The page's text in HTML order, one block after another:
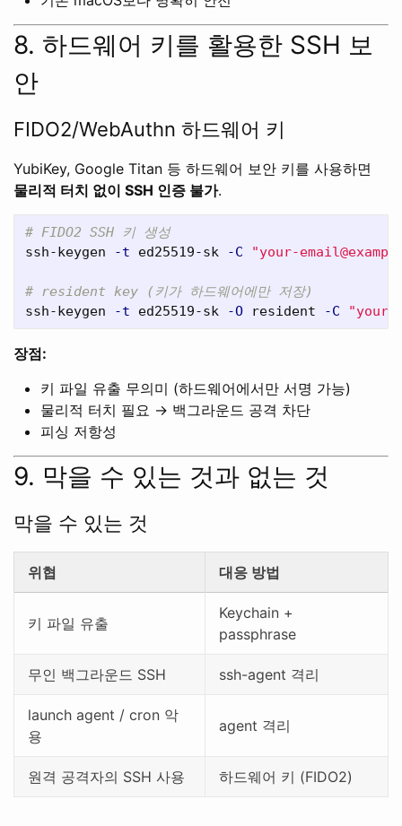
8. 하드웨어 키를 활용한 SSH 보
안
FIDO2/WebAuthn 하드웨어 키
YubiKey, Google Titan 등 하드웨어 보안 키를 사용하면
물리적 터치 없이 SSH 인증 불가.
# FIDO2 SSH 키 생성
ssh-keygen
-t ed25519-sk -C "your-
# resident key (키가 하드웨어에만 저장)
ssh-keygen
-t ed25519-sk -O resident -C "your-
장점:
키 파일 유출 무의미 (하드웨어에서만 서명 가능)
물리적 터치 필요 → 백그라운드 공격 차단
피싱 저항성
9. 막을 수 있는 것과 없는 것
막을 수 있는 것
위협 대응 방법
키 파일 유출
Keychain +
passphrase
무인 백그라운드 SSH ssh-agent 격리
launch agent / cron 악
용
agent 격리
원격 공격자의 SSH 사용 하드웨어 키 (FIDO2)